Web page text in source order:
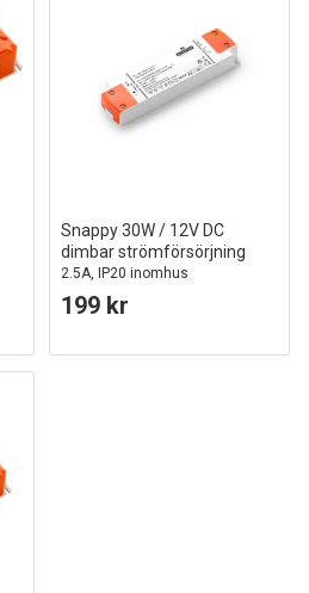
Snappy 30W / 12V DC
dimbar strömförsörjning
2.5A, IP20 inomhus
199 kr